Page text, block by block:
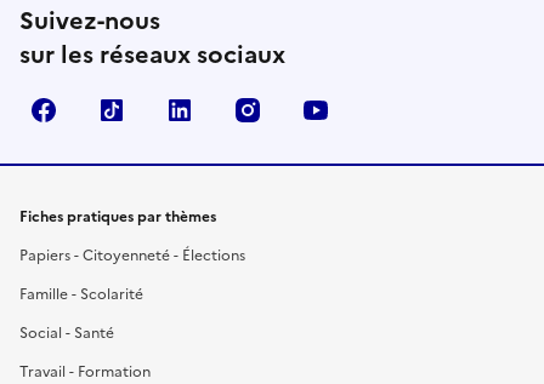
Suivez-nous
sur les réseaux sociaux
FacebookTikTok LinkedIn Instagram
Fiches pratiques par thèmes
Papiers - Citoyenneté - Élections
Famille - Scolarité
Social - Santé
Travail - Formation